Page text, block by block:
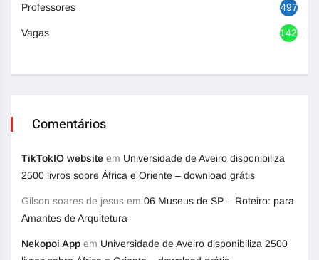
Professores 497
Vagas 1420
Comentários
TikTokIO website em Universidade de Aveiro disponibiliza
2500 livros sobre África e Oriente – download grátis
Gilson soares de jesus em 06 Museus de SP – Roteiro: para
Amantes de Arquitetura
Nekopoi App em Universidade de Aveiro disponibiliza 2500